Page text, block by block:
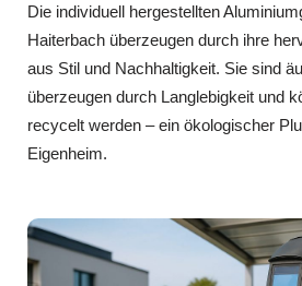
Die individuell hergestellten
Haiterbach überzeugen durch ihre
aus Stil und Nachhaltigkeit. Sie sind
überzeugen durch Langlebigkeit und
recycelt werden – ein ökologischer
Eigenheim.